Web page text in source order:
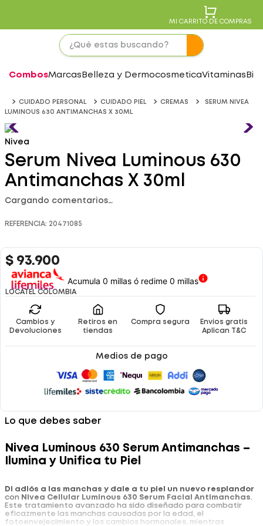
MI CARRITO DE COMPRAS
CombosMarcas Belleza y DermocosmeticaVitaminas
CUIDADO PERSONAL CUIDADO PIEL CREMAS
SERUM NIVEA
LUMINOUS 630 ANTIMANCHAS X 30ML
Nivea
Serum Nivea Luminous 630
Antimanchas X 30ml
Cargando comentarios…
REFERENCIA: 20471085
$ 93.900
Acumula 0 millas ó redime 0 millas
LOCATEL COLOMBIA
Cambios y
Devoluciones
Retiros en
tiendas
Compra segura
Envíos gratis
Aplican T&C
Medios de pago
Lo que debes saber
Nivea Luminous 630 Serum Antimanchas –
Ilumina y Unifica tu Piel
Di adiós a las manchas y dale a tu piel un nuevo resplandor
con Nivea Cellular Luminous 630 Serum Facial Antimanchas.
Este tratamiento avanzado ha sido diseñado para combatir
eficazmente las manchas causadas por la edad, el
fotoenvejecimiento y los cambios hormonales, mientras